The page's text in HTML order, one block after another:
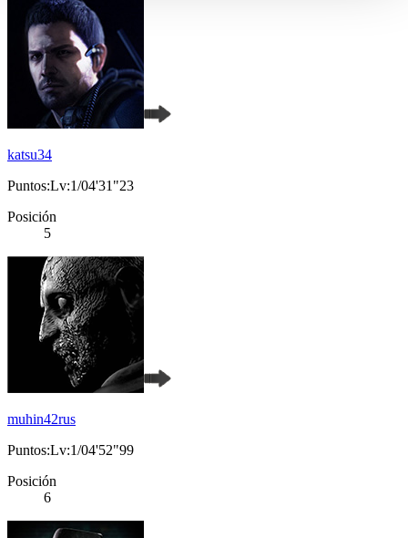
katsu34
Puntos:Lv:1/04'31"23
Posición
5
muhin42rus
Puntos:Lv:1/04'52"99
Posición
6